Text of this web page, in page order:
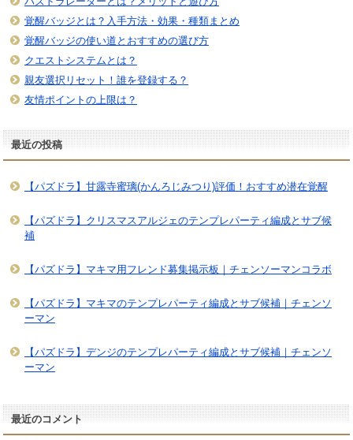
覚醒バッジとは？入手方法・効果・種類まとめ
覚醒バッジの使い道とおすすめの選び方
クエストシステムとは？
親友選択リセット！誰を登録する？
友情ポイントの上限は？
最近の投稿
【パズドラ】甘露寺蜜璃(かんろじみつり)評価！おすすめ潜在覚醒
【パズドラ】クリスマスアルジェのテンプレパーティ編成とサブ候
補
【パズドラ】マキマ用フレンド募集掲示板｜チェンソーマンコラボ
【パズドラ】マキマのテンプレパーティ編成とサブ候補｜チェンソ
ーマン
【パズドラ】デンジのテンプレパーティ編成とサブ候補｜チェンソ
ーマン
最近のコメント